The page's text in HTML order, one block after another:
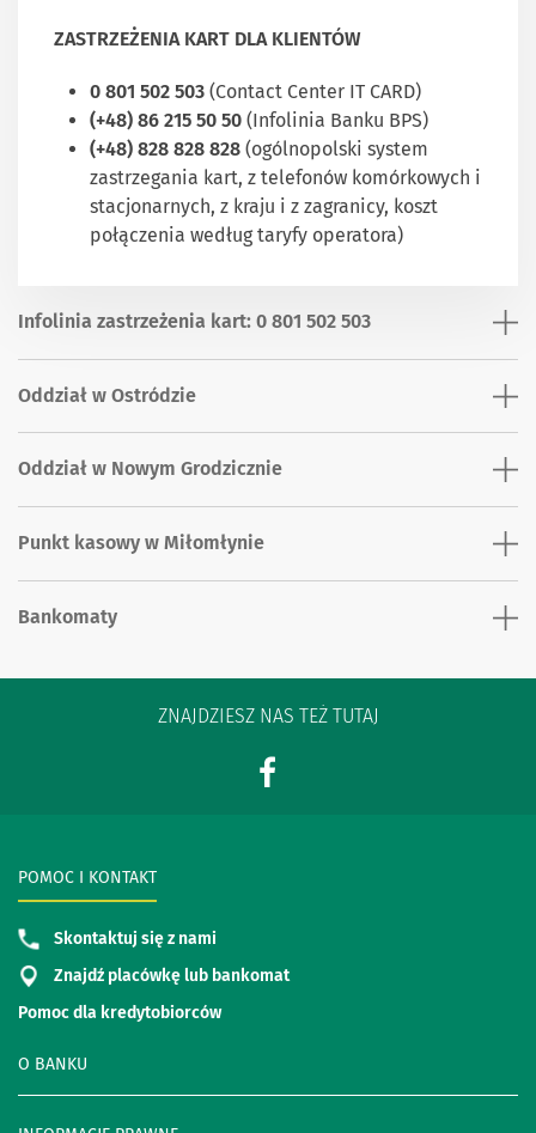
ZASTRZEŻENIA KART DLA KLIENTÓW
0 801 502 503 (Contact Center IT CARD)
(+48) 86 215 50 50 (Infolinia Banku BPS)
(+48) 828 828 828 (ogólnopolski system
zastrzegania kart, z telefonów komórkowych i
stacjonarnych, z kraju i z zagranicy, koszt
połączenia według taryfy operatora)
Infolinia zastrzeżenia kart: 0 801 502 503
Oddział w Ostródzie
Oddział w Nowym Grodzicznie
Punkt kasowy w Miłomłynie
Bankomaty
ZNAJDZIESZ NAS TEŻ TUTAJ
O BANKU
POMOC I KONTAKT
Skontaktuj się z nami
Znajdź placówkę lub bankomat
Pomoc dla kredytobiorców